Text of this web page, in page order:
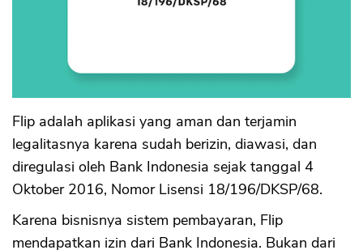
Flip adalah aplikasi yang aman dan terjamin
legalitasnya karena sudah berizin, diawasi, dan
diregulasi oleh Bank Indonesia sejak tanggal 4
Oktober 2016, Nomor Lisensi 18/196/DKSP/68.
Karena bisnisnya sistem pembayaran, Flip
mendapatkan izin dari Bank Indonesia. Bukan dari